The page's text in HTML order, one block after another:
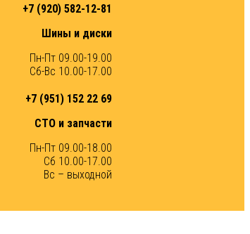
+7 (920) 582-12-81
Шины и диски
Пн-Пт 09.00-19.00
Сб-Вс 10.00-17.00
+7 (951) 152 22 69
СТО и запчасти
Пн-Пт 09.00-18.00
Сб 10.00-17.00
Вс – выходной